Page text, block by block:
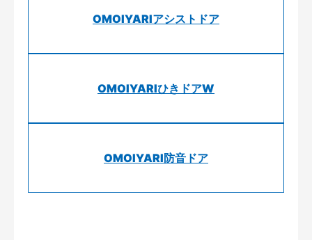
OMOIYARIアシストドア
OMOIYARIひきドアW
OMOIYARI防音ドア